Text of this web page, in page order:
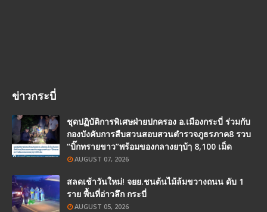
ข่าวกระบี่
ชุดปฏิบัติการพิเศษฝ่ายปกครอง อ.เมืองกระบี่ ร่วมกับ
กองบังคับการสืบสวนสอบสวนตำรวจภูธรภาค8 รวบ
“บิ๊กทรายขาว”พร้อมของกลางยๅบ้ๅ 8,100 เม็ด
AUGUST 07, 2026
สลดเช้าวันใหม่! จยย.ชนต้นไม้ล้มขวางถนน ดับ 1
ราย พื้นที่อ่าวลึก กระบี่
AUGUST 05, 2026